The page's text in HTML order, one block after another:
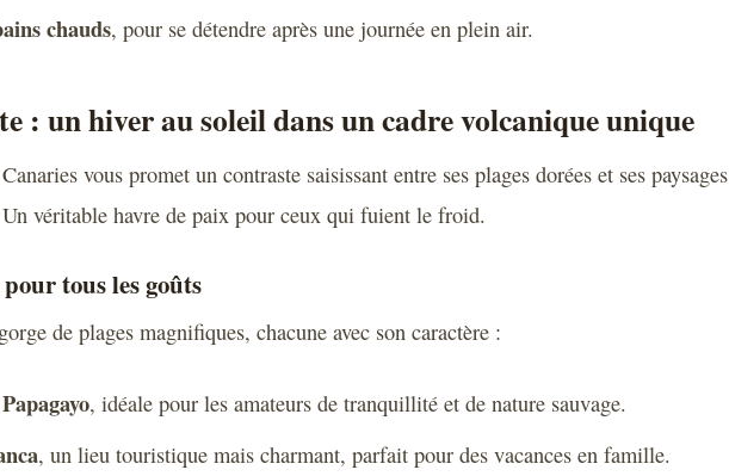
chauds, pour se détendre après une journée en plein air.
: un hiver au soleil dans un cadre volcanique unique
vous promet un contraste saisissant entre ses plages dorées et ses paysages
véritable havre de paix pour ceux qui fuient le froid.
pour tous les goûts
de plages magnifiques, chacune avec son caractère :
, idéale pour les amateurs de tranquillité et de nature sauvage.
, un lieu touristique mais charmant, parfait pour des vacances en famille.